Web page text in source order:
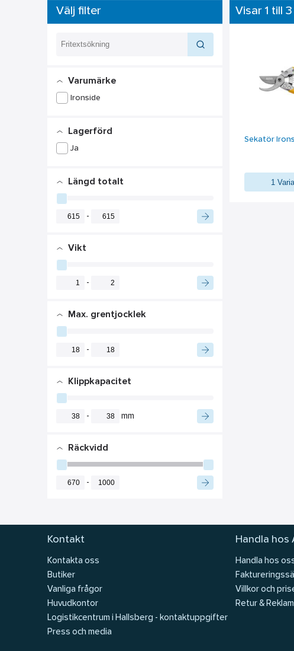
Välj filter
Varumärke
Ironside
Lagerförd
Ja
Längd totalt
-
Vikt
-
Max. grentjocklek
-
Klippkapacitet
- mm
Räckvidd
-
Visar 1 till
Sekatör
1
Kontakt
Kontakta oss
Butiker
Vanliga frågor
Huvudkontor
Logistikcentrum i Hallsberg - kontaktuppgifter
Press och media
Handla hos
Handla hos
Villkor och
Retur &